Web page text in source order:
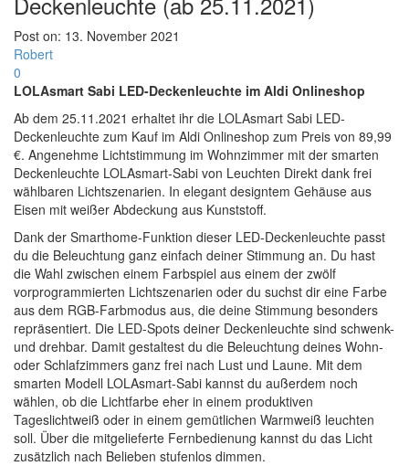
Post on: 13. November 2021
Robert
0
LOLAsmart Sabi LED-Deckenleuchte im Aldi Onlineshop
Ab dem 25.11.2021 erhaltet ihr die LOLAsmart Sabi LED-
Deckenleuchte zum Kauf im Aldi Onlineshop zum Preis von 89,99
€. Angenehme Lichtstimmung im Wohnzimmer mit der smarten
Deckenleuchte LOLAsmart-Sabi von Leuchten Direkt dank frei
wählbaren Lichtszenarien. In elegant designtem Gehäuse aus
Eisen mit weißer Abdeckung aus Kunststoff.
Dank der Smarthome-Funktion dieser LED-Deckenleuchte passt
du die Beleuchtung ganz einfach deiner Stimmung an. Du hast
die Wahl zwischen einem Farbspiel aus einem der zwölf
vorprogrammierten Lichtszenarien oder du suchst dir eine Farbe
aus dem RGB-Farbmodus aus, die deine Stimmung besonders
repräsentiert. Die LED-Spots deiner Deckenleuchte sind schwenk-
und drehbar. Damit gestaltest du die Beleuchtung deines Wohn-
oder Schlafzimmers ganz frei nach Lust und Laune. Mit dem
smarten Modell LOLAsmart-Sabi kannst du außerdem noch
wählen, ob die Lichtfarbe eher in einem produktiven
Tageslichtweiß oder in einem gemütlichen Warmweiß leuchten
soll. Über die mitgelieferte Fernbedienung kannst du das Licht
zusätzlich nach Belieben stufenlos dimmen.